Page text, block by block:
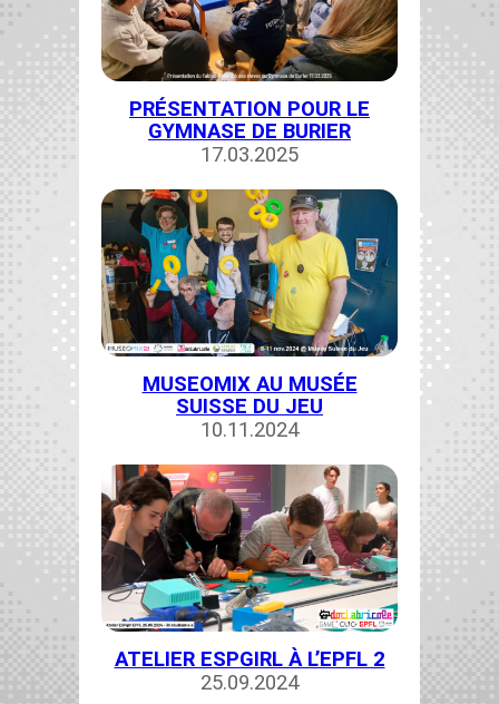
PRÉSENTATION POUR LE
GYMNASE DE BURIER
17.03.2025
MUSEOMIX AU MUSÉE
SUISSE DU JEU
10.11.2024
ATELIER ESPGIRL À L’EPFL 2
25.09.2024